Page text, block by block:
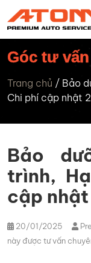
Góc tư vấn
Trang chủ / Bảo
Chi phí cập nhật
Bảo
trình,
cập
20/01/2025
này được tư vấn